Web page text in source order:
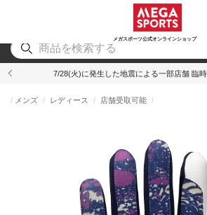
メガスポーツ公式オンラインショップ
アウトドア
7/28(火)に発生した地震による一部店舗 臨
メンズ レディース 店舗受取可能